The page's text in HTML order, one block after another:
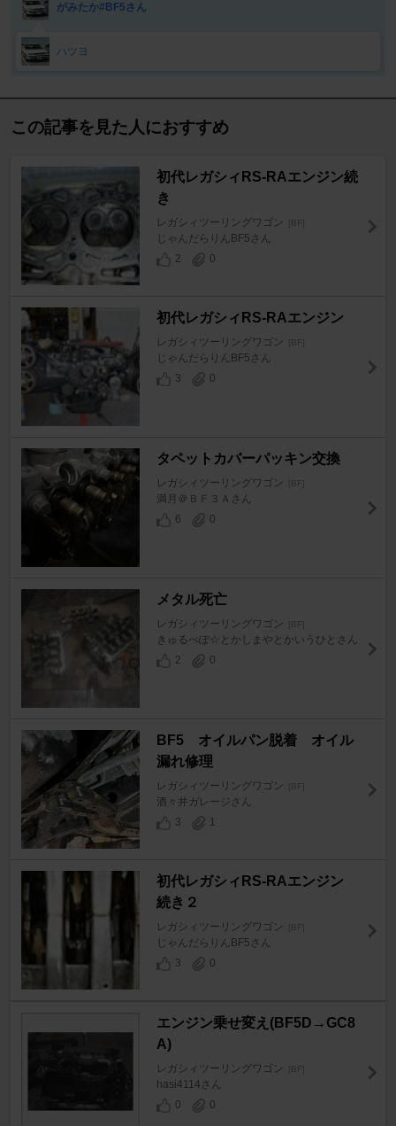
がみたか#BF5さん
ハツヨ
この記事を見た人におすすめ
初代レガシィRS-RAエンジン続
き
レガシィツーリングワゴン [BF]
じゃんだらりんBF5さん
2
0
初代レガシィRS-RAエンジン
レガシィツーリングワゴン [BF]
じゃんだらりんBF5さん
3
0
タペットカバーパッキン交換
レガシィツーリングワゴン [BF]
満月＠ＢＦ３Ａさん
6
0
メタル死亡
レガシィツーリングワゴン [BF]
きゅるぺぽ☆とかしまやとかいうひとさん
2
0
BF5 オイルパン脱着 オイル
漏れ修理
レガシィツーリングワゴン [BF]
酒々井ガレージさん
3
1
初代レガシィRS-RAエンジン
続き２
レガシィツーリングワゴン [BF]
じゃんだらりんBF5さん
3
0
エンジン乗せ変え(BF5D→GC8
A)
レガシィツーリングワゴン [BF]
hasi4114さん
0
0